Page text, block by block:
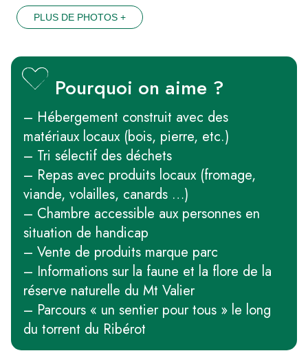
PLUS DE PHOTOS +
Pourquoi on aime ?
– Hébergement construit avec des
matériaux locaux (bois, pierre, etc.)
– Tri sélectif des déchets
– Repas avec produits locaux (fromage,
viande, volailles, canards …)
– Chambre accessible aux personnes en
situation de handicap
– Vente de produits marque parc
– Informations sur la faune et la flore de la
réserve naturelle du Mt Valier
– Parcours « un sentier pour tous » le long
du torrent du Ribérot